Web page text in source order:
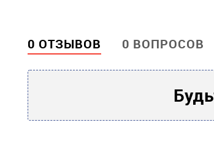
0 ОТЗЫВОВ 0 ВОПРОСОВ